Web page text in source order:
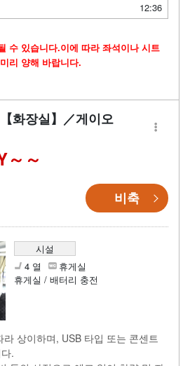
12:36
수 있습니다.이에 따라 좌석이나 시트
리 양해 바랍니다.
화장실】／게이오
～
비축
시설
4 열
휴게실
휴게실 / 배터리 충전
라 상이하며, USB 타입 또는 콘센트
.